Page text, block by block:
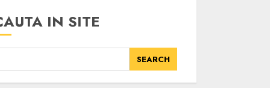
IN SITE
SEARCH